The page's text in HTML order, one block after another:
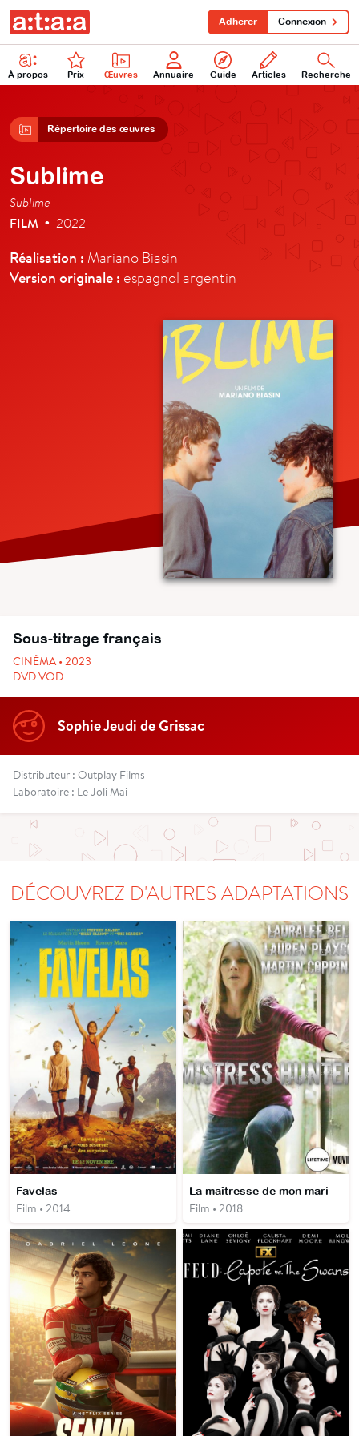
À propos Prix Œuvres Annuaire Guide Articles Recherche
Adhérer Connexion
Répertoire des œuvres
Sublime
Sublime
FILM • 2022
Réalisation : Mariano Biasin
Version originale : espagnol argentin
Sous-titrage français
CINÉMA • 2023
DVD VOD
Sophie Jeudi de Grissac
Distributeur : Outplay Films
Laboratoire : Le Joli Mai
DÉCOUVREZ D'AUTRES ADAPTATIONS
Favelas
Film • 2014
La maîtresse de mon mari
Film • 2018